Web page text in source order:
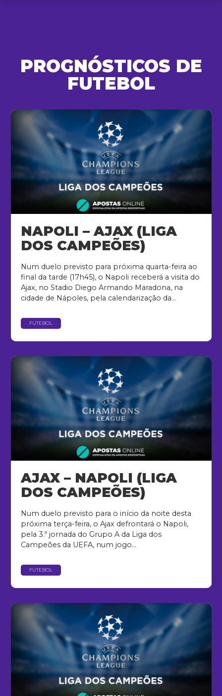
PROGNÓSTICOS DE
FUTEBOL
NAPOLI – AJAX (LIGA
DOS CAMPEÕES)
Num duelo previsto para próxima quarta-feira ao
final da tarde (17h45), o Napoli receberá a visita do
Ajax, no Stadio Diego Armando Maradona, na
cidade de Nápoles, pela calendarização da...
FUTEBOL
AJAX – NAPOLI (LIGA
DOS CAMPEÕES)
Num duelo previsto para o início da noite desta
próxima terça-feira, o Ajax defrontará o Napoli,
pela 3.ª jornada do Grupo A da Liga dos
Campeões da UEFA, num jogo...
FUTEBOL